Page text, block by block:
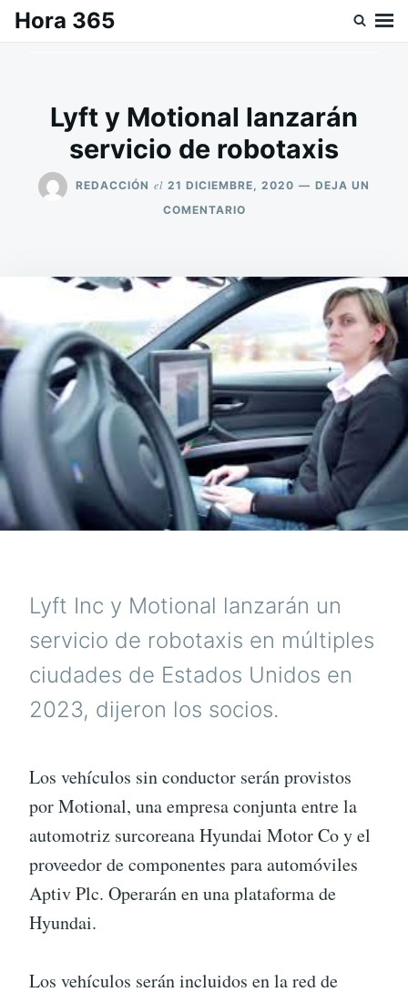
SaltarBuscar:
Hora 365
Lyft y Motional lanzarán
servicio de robotaxis
REDACCIÓN el 21 DICIEMBRE, 2020
DEJA UN
COMENTARIOEN
LANZARÁN
SERVICIO
DE
ROBOTAXIS
Lyft Inc y Motional lanzarán un
servicio de robotaxis en múltiples
ciudades de Estados Unidos en
2023, dijeron los socios.
Los vehículos sin conductor serán provistos
por Motional, una empresa conjunta entre la
automotriz surcoreana Hyundai Motor Co y el
proveedor de componentes para automóviles
Aptiv Plc. Operarán en una plataforma de
Hyundai.
Los vehículos serán incluidos en la red de